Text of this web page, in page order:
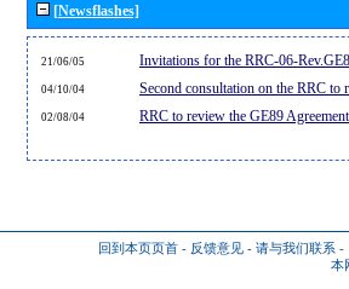
[Newsflashes]
21/06/05 Invitations for the RRC-06-
04/10/04 Second consultation on the RRC to
02/08/04 RRC to review the GE89
回到本页页首 - 反馈意见 - 请与我们联系 -
本